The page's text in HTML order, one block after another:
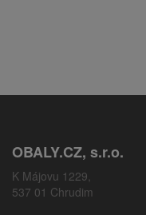
OBALY.CZ, s.r.o.
K Májovu 1229,
537 01 Chrudim